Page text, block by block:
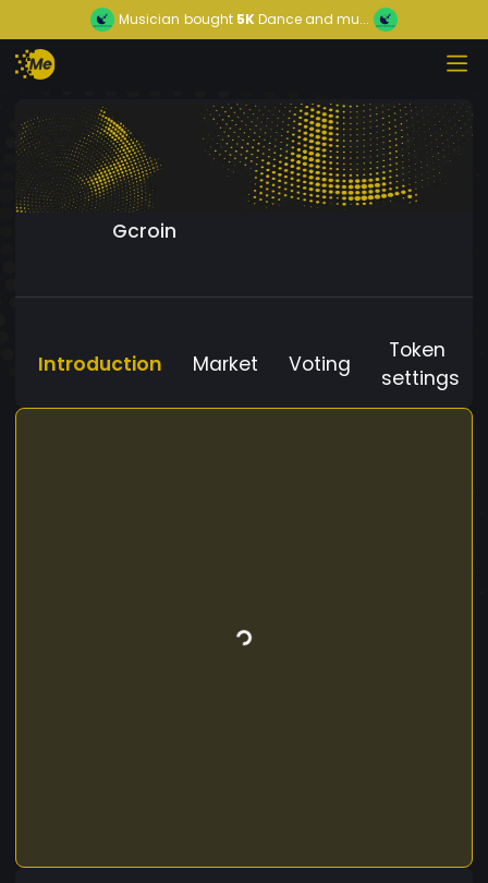
Musician bought 5KDance and mu...
Gcroin
Introduction Market Voting
Token
settings